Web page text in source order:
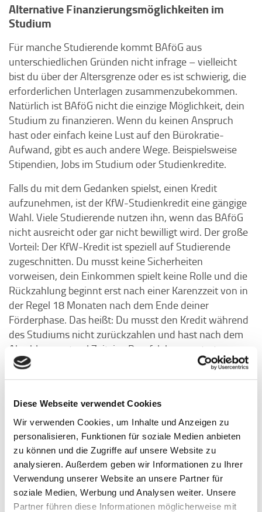
Diese Webseite verwendet Cookies
Wir verwenden Cookies, um Inhalte und Anzeigen zu
personalisieren, Funktionen für soziale Medien anbieten
zu können und die Zugriffe auf unsere Website zu
analysieren. Außerdem geben wir Informationen zu Ihrer
Verwendung unserer Website an unsere Partner für
soziale Medien, Werbung und Analysen weiter. Unsere
Partner führen diese Informationen möglicherweise mit
Alternative Finanzierungsmöglichkeiten im
Studium
Für manche Studierende kommt BAföG aus
unterschiedlichen Gründen nicht infrage – vielleicht
bist du über der Altersgrenze oder es ist schwierig, die
erforderlichen Unterlagen zusammenzubekommen.
Natürlich ist BAföG nicht die einzige Möglichkeit, dein
Studium zu finanzieren. Wenn du keinen Anspruch
hast oder einfach keine Lust auf den Bürokratie-
Aufwand, gibt es auch andere Wege. Beispielsweise
Stipendien, Jobs im Studium oder Studienkredite.
Falls du mit dem Gedanken spielst, einen Kredit
aufzunehmen, ist der KfW-Studienkredit eine gängige
Wahl. Viele Studierende nutzen ihn, wenn das BAföG
nicht ausreicht oder gar nicht bewilligt wird. Der große
Vorteil: Der KfW-Kredit ist speziell auf Studierende
zugeschnitten. Du musst keine Sicherheiten
vorweisen, dein Einkommen spielt keine Rolle und die
Rückzahlung beginnt erst nach einer Karenzzeit von in
der Regel 18 Monaten nach dem Ende deiner
Förderphase. Das heißt: Du musst den Kredit während
des Studiums nicht zurückzahlen und hast nach dem
Abschluss erstmal Zeit, ins Berufsleben zu starten,
bevor die Rückzahlung ansteht. Und auch bei der
Tilgung bist du flexibel – du kannst z. B. monatliche
Und die Zinsen? Die sind variabel und werden
halbjährlich angepasst. Klingt erstmal fair – bedeutet
aber auch, dass du nicht genau weißt, wie hoch deine
Gesamtbelastung am Ende wirklich ist. Aktuell (Stand:
April 2025) liegt der Zinssatz bei rund 7,8 %, was für
einen Studienkredit relativ hoch ist. Deshalb ist es
umso wichtiger, vorab genau durchzurechnen, wie viel